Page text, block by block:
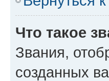
Что такое
Звания,
созданных